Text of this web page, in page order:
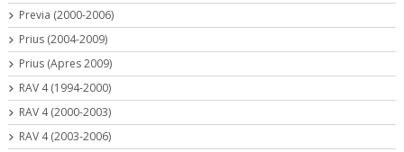
Previa (2000-2006)
Prius (2004-2009)
Prius (Apres 2009)
RAV 4 (1994-2000)
RAV 4 (2000-2003)
RAV 4 (2003-2006)